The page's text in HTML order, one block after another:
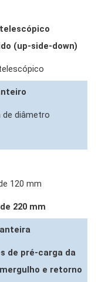
(up-side-down)
de diâmetro
120 mm
220 mm
de pré-carga da
e retorno